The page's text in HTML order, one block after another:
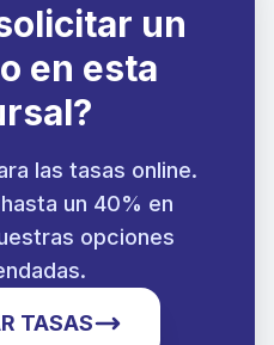
un
en esta
las tasas online.
un 40% en
opciones
TASAS